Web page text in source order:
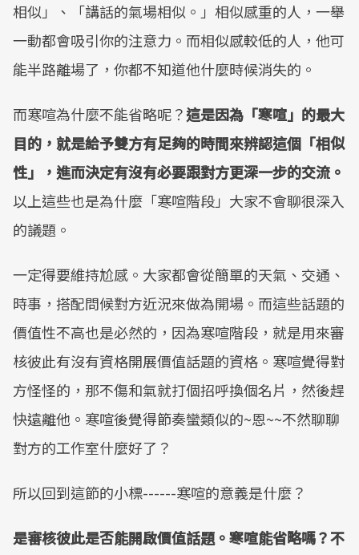
相似」、「講話的氣場相似。」​相似感重的人，一舉
一動都會吸引你的注意力。而相似感較低的人，他可
能半路離場了，你都不知道他什麼時候消失的。
​​而寒喧為什麼不能省略呢？這是因為「寒喧」的最大
目的，就是給予雙方有足夠的時間來辨認這個「相似
性」，進而決定有沒有必要跟對方更深一步的交流。​
以上這些也是為什麼「寒喧階段」大家不會聊很深入
的議題。
​一定得要維持尬感。​大家都會從簡單的天氣、交通、
時事，搭配問候對方近況來做為開場。​而這些話題的
價值性不高也是必然的，因為寒喧階段，就是用來審
核彼此有沒有資格開展價值話題的資格。 寒喧覺得對
方怪怪的，那不傷和氣就打個招呼換個名片，然後趕
快遠離他。​寒喧後覺得節奏蠻類似的~恩~~不然聊聊
對方的工作室什麼好了？
​​所以回到這節的小標------寒喧的意義是什麼？
是審核彼此是否能開啟價值話題。​寒喧能省略嗎？​不